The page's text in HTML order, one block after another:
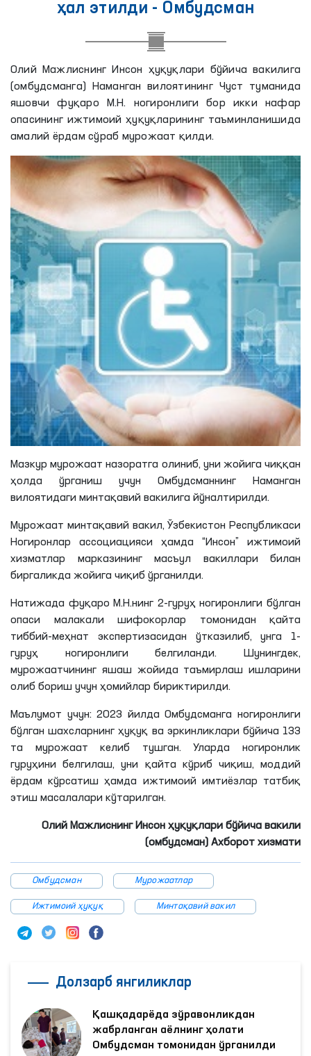
ҳал этилди - Омбудсман
Олий Мажлиснинг Инсон ҳуқуқлари бўйича вакилига
(омбудсманга) Наманган вилоятининг Чуст туманида
яшовчи фуқаро М.Н. ногиронлиги бор икки нафар
опасининг ижтимоий ҳуқуқларининг таъминланишида
амалий ёрдам сўраб мурожаат қилди.
Мазкур мурожаат назоратга олиниб, уни жойига чиққан
ҳолда ўрганиш учун Омбудсманнинг Наманган
вилоятидаги минтақавий вакилига йўналтирилди.
Мурожаат минтақавий вакил, Ўзбекистон Республикаси
Ногиронлар ассоциацияси ҳамда “Инсон” ижтимоий
хизматлар марказининг масъул вакиллари билан
биргаликда жойига чиқиб ўрганилди.
Натижада фуқаро М.Н.нинг 2-гуруҳ ногиронлиги бўлган
опаси малакали шифокорлар томонидан қайта
тиббий-меҳнат экспертизасидан ўтказилиб, унга 1-
гуруҳ ногиронлиги белгиланди. Шунингдек,
мурожаатчининг яшаш жойида таъмирлаш ишларини
олиб бориш учун ҳомийлар бириктирилди.
Маълумот учун: 2023 йилда Омбудсманга ногиронлиги
бўлган шахсларнинг ҳуқуқ ва эркинликлари бўйича 133
та мурожаат келиб тушган. Уларда ногиронлик
гуруҳини белгилаш, уни қайта кўриб чиқиш, моддий
ёрдам кўрсатиш ҳамда ижтимоий имтиёзлар татбиқ
этиш масалалари кўтарилган.
Олий Мажлиснинг Инсон ҳуқуқлари бўйича вакили
(омбудсман) Ахборот хизмати
Омбудсман Мурожаатлар
Ижтимоий ҳуқуқ Минтақавий вакил
Долзарб янгиликлар
Қашқадарёда зўравонликдан
жабрланган аёлнинг ҳолати
Омбудсман томонидан ўрганилди